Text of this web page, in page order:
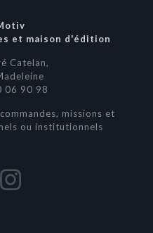
et maison d'édition
Catelan,
06 90 98
missions et
ou institutionnels